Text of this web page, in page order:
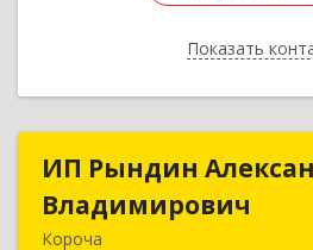
ПоказатьНазад
ИП Рындин
Владимирович
Короча
ИП